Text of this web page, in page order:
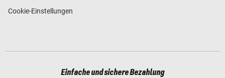
Cookie-Einstellungen
Einfache und sichere Bezahlung